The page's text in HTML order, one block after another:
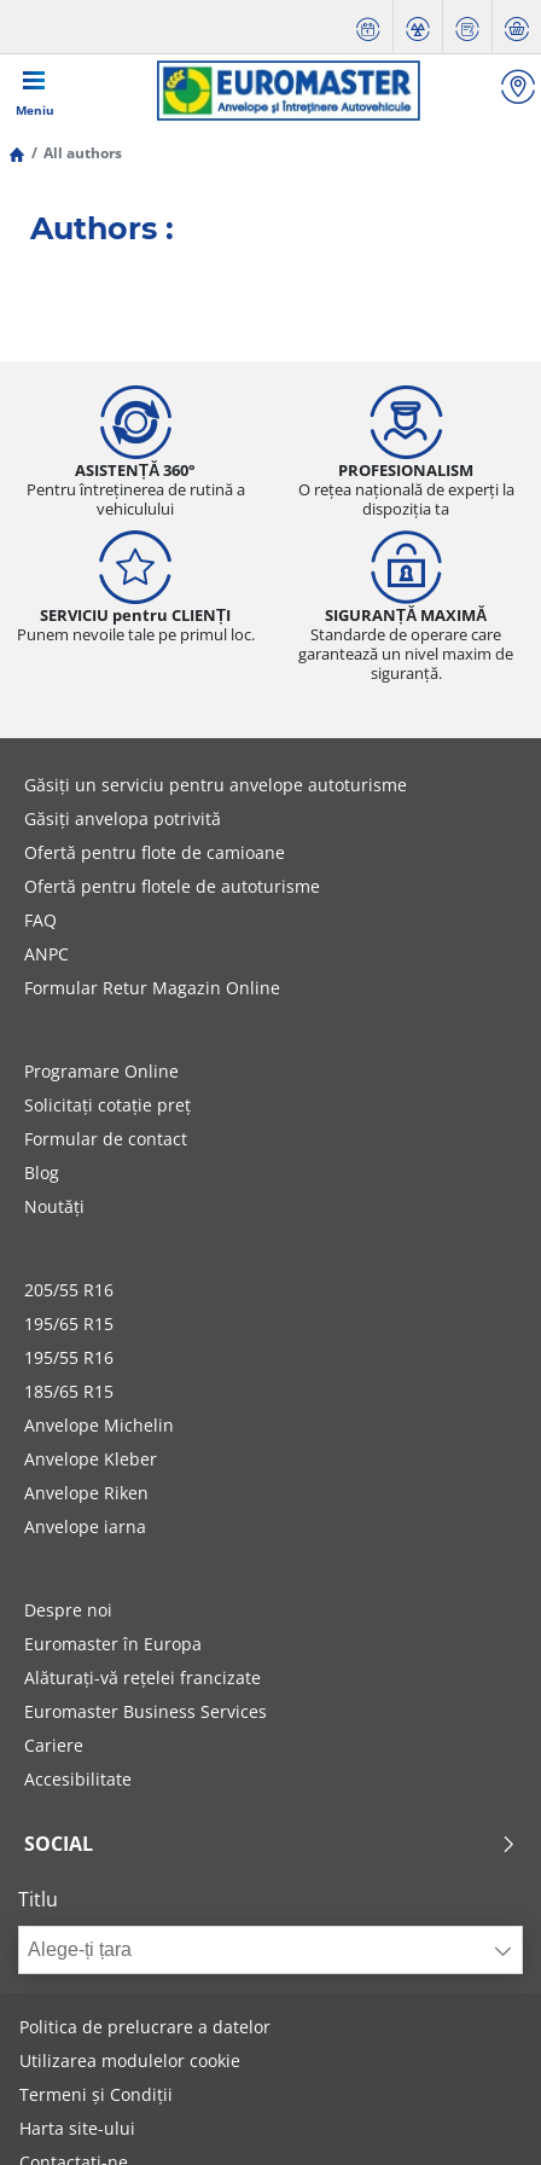
Meniu
All authors
Authors :
ASISTENȚĂ 360°
Pentru întreținerea de rutină a
vehiculului
PROFESIONALISM
O rețea națională de experți la
dispoziția ta
SERVICIU pentru CLIENȚI
Punem nevoile tale pe primul loc.
SIGURANȚĂ MAXIMĂ
Standarde de operare care
garantează un nivel maxim de
siguranță.
Găsiți un serviciu pentru anvelope autoturisme
Găsiți anvelopa potrivită
Ofertă pentru flote de camioane
Ofertă pentru flotele de autoturisme
FAQ
ANPC
Formular Retur Magazin Online
Programare Online
Solicitați cotație preț
Formular de contact
Blog
Noutăți
205/55 R16
195/65 R15
195/55 R16
185/65 R15
Anvelope Michelin
Anvelope Kleber
Anvelope Riken
Anvelope iarna
Despre noi
Euromaster în Europa
Alăturați-vă rețelei francizate
Euromaster Business Services
Cariere
Accesibilitate
SOCIAL
Titlu
Alege-ți țara
Politica de prelucrare a datelor
Utilizarea modulelor cookie
Termeni și Condiții
Harta site-ului